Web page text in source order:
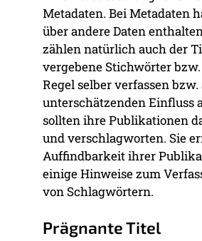
Metadaten. Bei Metadaten
über andere Daten
zählen natürlich auch der
vergebene Stichwörter
Regel selber verfassen
unterschätzenden Einfluss
sollten ihre Publikationen
und verschlagworten. Sie
Auffindbarkeit ihrer
einige Hinweise zum
von Schlagwörtern.
Prägnante Titel